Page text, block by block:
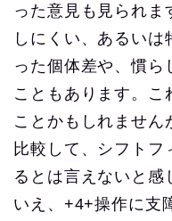
った意見も見られま
しにくい、あるい
った個体差や、慣ら
こともあります。こ
ことかもしれません
比較して、シフトフ
るとは言えないと感
いえ、+4+操作に支